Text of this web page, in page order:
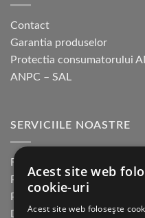
Contact
Garantia produselor
Protectia consumatorului
ANPC – SAL
SERVICIILE NOASTRE
Returnare in 30 de zile
Plata cu cardul Guerrilla
Plata in rate fara dobanda
Distributie sau profesionisti
Acest site web
cookie-uri
Acest site web folosește